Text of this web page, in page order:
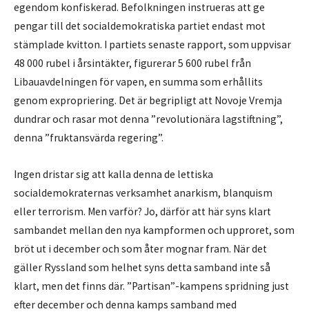
egendom konfiskerad. Befolkningen instrueras att ge
pengar till det socialdemokratiska partiet endast mot
stämplade kvitton. I partiets senaste rapport, som uppvisar
48 000 rubel i årsintäkter, figurerar 5 600 rubel från
Libauavdelningen för vapen, en summa som erhållits
genom expropriering. Det är begripligt att Novoje Vremja
dundrar och rasar mot denna ”revolutionära lagstiftning”,
denna ”fruktansvärda regering”.
Ingen dristar sig att kalla denna de lettiska
socialdemokraternas verksamhet anarkism, blanquism
eller terrorism. Men varför? Jo, därför att här syns klart
sambandet mellan den nya kampformen och upproret, som
bröt ut i december och som åter mognar fram. När det
gäller Ryssland som helhet syns detta samband inte så
klart, men det finns där. ”Partisan”-kampens spridning just
efter december och denna kamps samband med